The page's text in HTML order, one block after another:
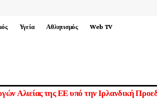
Υγεία Αθλητισμός Web TV
στοιχείων για την Ουκρανία